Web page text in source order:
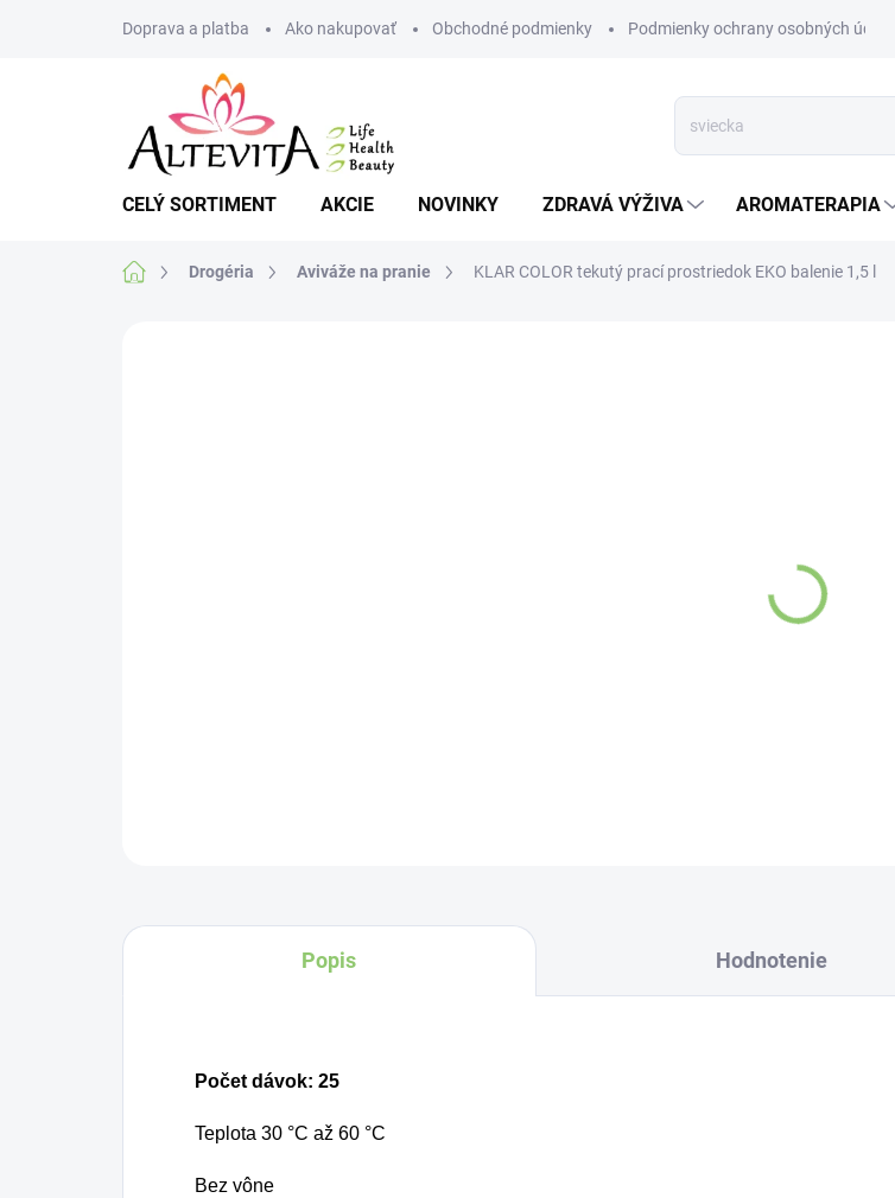
Doprava a platba Ako nakupovať Obchodné podmienky Podmienky ochrany osobných údajov
CELÝ SORTIMENT AKCIE NOVINKY ZDRAVÁ VÝŽIVA AROMATERAPIA
DomovDrogéria Aviváže na pranie KLAR COLOR tekutý prací prostriedok EKO balenie 1,5 l
Popis Hodnotenie
Počet dávok: 25
Teplota 30 °C až 60 °C
Bez vône